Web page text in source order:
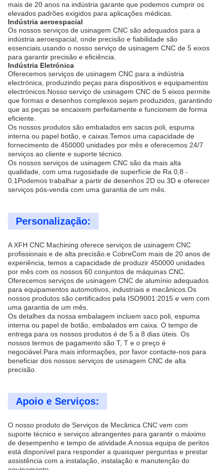
mais de 20 anos na indústria garante que podemos cumprir os
elevados padrões exigidos para aplicações médicas.
Indústria aeroespacial
Os nossos serviços de usinagem CNC são adequados para a
indústria aeroespacial, onde precisão e fiabilidade são
essenciais.usando o nosso serviço de usinagem CNC de 5 eixos
para garantir precisão e eficiência.
Indústria Eletrónica
Oferecemos serviços de usinagem CNC para a indústria
electrónica, produzindo peças para dispositivos e equipamentos
electrónicos.Nosso serviço de usinagem CNC de 5 eixos permite
que formas e desenhos complexos sejam produzidos, garantindo
que as peças se encaixem perfeitamente e funcionem de forma
eficiente.
Os nossos produtos são embalados em sacos poli, espuma
interna ou papel botão, e caixas.Temos uma capacidade de
fornecimento de 450000 unidades por mês e oferecemos 24/7
serviços ao cliente e suporte técnico.
Os nossos serviços de usinagem CNC são da mais alta
qualidade, com uma rugosidade de superfície de Ra 0,8 -
0.1Podemos trabalhar a partir de desenhos 2D ou 3D e oferecer
serviços pós-venda com uma garantia de um mês.
Personalização:
A XFH CNC Machining oferece serviços de usinagem CNC
profissionais e de alta precisão.e CobreCom mais de 20 anos de
experiência, temos a capacidade de produzir 450000 unidades
por mês com os nossos 60 conjuntos de máquinas CNC.
Oferecemos serviços de usinagem CNC de alumínio adequados
para equipamentos automotivos, industriais e mecânicos.Os
nossos produtos são certificados pela ISO9001:2015 e vem com
uma garantia de um mês.
Os detalhes da nossa embalagem incluem saco poli, espuma
interna ou papel de botão, embalados em caixa. O tempo de
entrega para os nossos produtos é de 5 a 8 dias úteis. Os
nossos termos de pagamento são T, T e o preço é
negociável.Para mais informações, por favor contacte-nos para
beneficiar dos nossos serviços de usinagem CNC de alta
precisão.
Apoio e Serviços:
O nosso produto de Serviços de Mecânica CNC vem com
suporte técnico e serviços abrangentes para garantir o máximo
de desempenho e tempo de atividade.A nossa equipa de peritos
está disponível para responder a quaisquer perguntas e prestar
assistência com a instalação, instalação e manutenção do